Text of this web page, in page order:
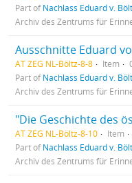
Part ofNachlass Eduard v.
Archiv des Zentrums für
AT ZEG NL-Böltz-8-8 Item
Part ofNachlass Eduard v.
Archiv des Zentrums für
AT ZEG NL-Böltz-8-10 Item
Part ofNachlass Eduard v.
Archiv des Zentrums für